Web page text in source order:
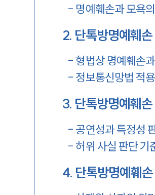
- 명예훼손과 모욕
2. 단톡방명예훼
-형법상 명예훼손
- 정보통신망법 적
3. 단톡방명예훼
-공연성과 특정성
- 허위 사실 판단 기
4. 단톡방명예훼